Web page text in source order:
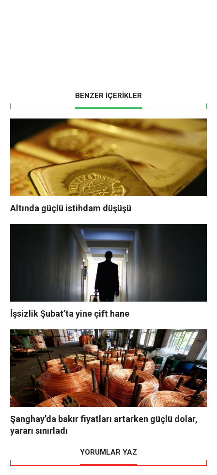
BENZER İÇERİKLER
Altında güçlü istihdam düşüşü
İşsizlik Şubat’ta yine çift hane
Şanghay’da bakır fiyatları artarken güçlü dolar,
yararı sınırladı
YORUMLAR YAZ